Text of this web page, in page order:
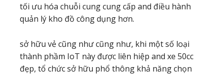
tối ưu hóa chuỗi cung cung cấp and điều hành
quản lý kho đồ công dụng hơn.
sở hữu vẻ cũng như cũng như, khi một số loại
thành phầm IoT này được liên hiệp and xe 50cc
đẹp, tổ chức sở hữu phổ thông khả năng chọn